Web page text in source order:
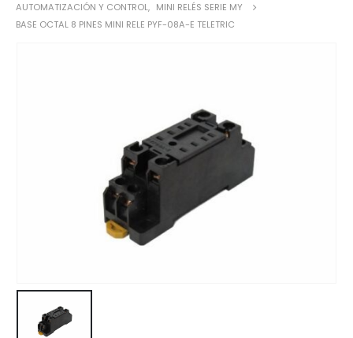
AUTOMATIZACIÓN Y CONTROL, MINI RELÉS SERIE MY
BASE OCTAL 8 PINES MINI RELE PYF-08A-E TELETRIC